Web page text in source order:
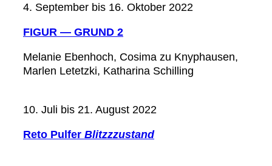
4. September bis 16. Oktober 2022
FIGUR — GRUND 2
Melanie Ebenhoch, Cosima zu Knyphausen,
Marlen Letetzki, Katharina Schilling
10. Juli bis 21. August 2022
Reto Pulfer Blitzzzustand